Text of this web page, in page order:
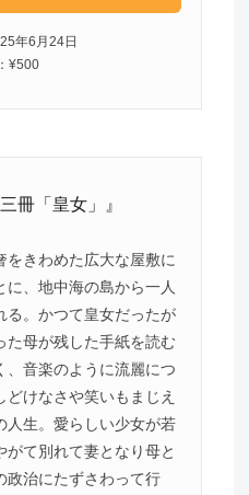
年6月24日
¥500
冊「皇女」』
きわめた広大な屋敷に
、地中海の島から一人
る。かつて皇女だったが
た母が残した手紙を読む
、音楽のように流麗につ
けなさや笑いもまじえ
人生。愛らしい少女が若
て別れて妻となり母と
政治にたずさわって行